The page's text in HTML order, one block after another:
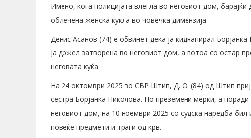
Имено, кога полицијата влегла во неговиот дом,
облечена женска кукла во човечка димензија
Денис Асанов (74) е обвинет дека ја киднапирал
ја држел затворена во неговиот дом, а потоа со остар
неговата куќа
На 24 октомври 2025 во СВР Штип, Д. О. (84) од Штип
сестра Борјанка Николова. По преземени мерки, а
неговиот дом, на 10 ноември 2025 со судска наредба
повеќе предмети и траги од крв.